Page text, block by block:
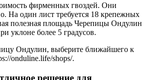
фирменных гвоздей. Они
На один лист требуется 18 крепежных
полезная площадь Черепицы Ондулин
уклоне более 5 градусов.
Ондулин, выберите ближайшего к
onduline.life/shops/.
решение для